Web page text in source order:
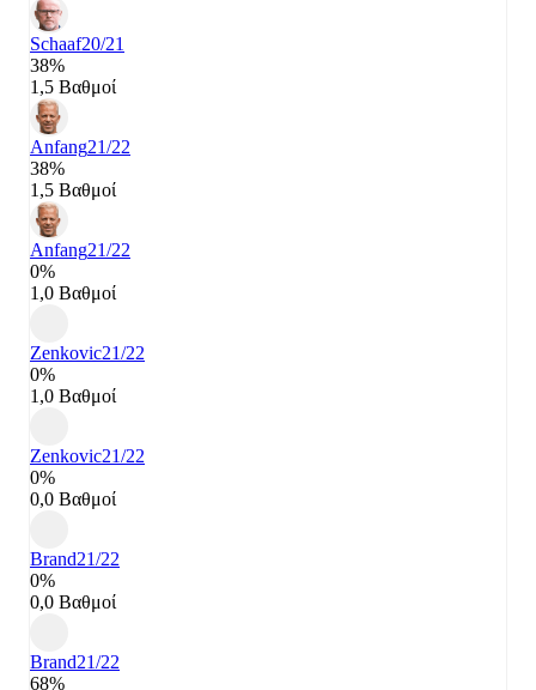
Schaaf20/21
38%
1,5 Βαθμοί
Anfang21/22
38%
1,5 Βαθμοί
Anfang21/22
0%
1,0 Βαθμοί
Zenkovic21/22
0%
1,0 Βαθμοί
Zenkovic21/22
0%
0,0 Βαθμοί
Brand21/22
0%
0,0 Βαθμοί
Brand21/22
68%